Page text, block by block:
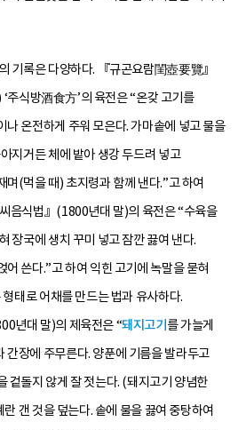
기록은 다양하다. 『규곤요람閨壺要覽』
주식방酒食方’의 육전은 “온갖 고기를
나 온전하게 주워 모은다. 가마솥에 넣고 물을
지거든 체에 밭아 생강 두드려 넣고
며(먹을 때) 초지령과 함께 낸다.”고 하여
음식법』(1800년대 말)의 육전은 “수육을
장국에 생치 꾸미 넣고 잠깐 끓여 낸다.
어 쓴다.”고 하여 익힌 고기에 녹말을 묻혀
태로 어채를 만드는 법과 유사하다.
년대 말)의 제육전은 “돼지고기 를 가늘게
간장에 주무른다. 양푼에 기름을 발라두고
겉돌지 않게 잘 젓는다. (돼지고기 양념한
갠 것을 덮는다. 솥에 물을 끓여 중탕하여